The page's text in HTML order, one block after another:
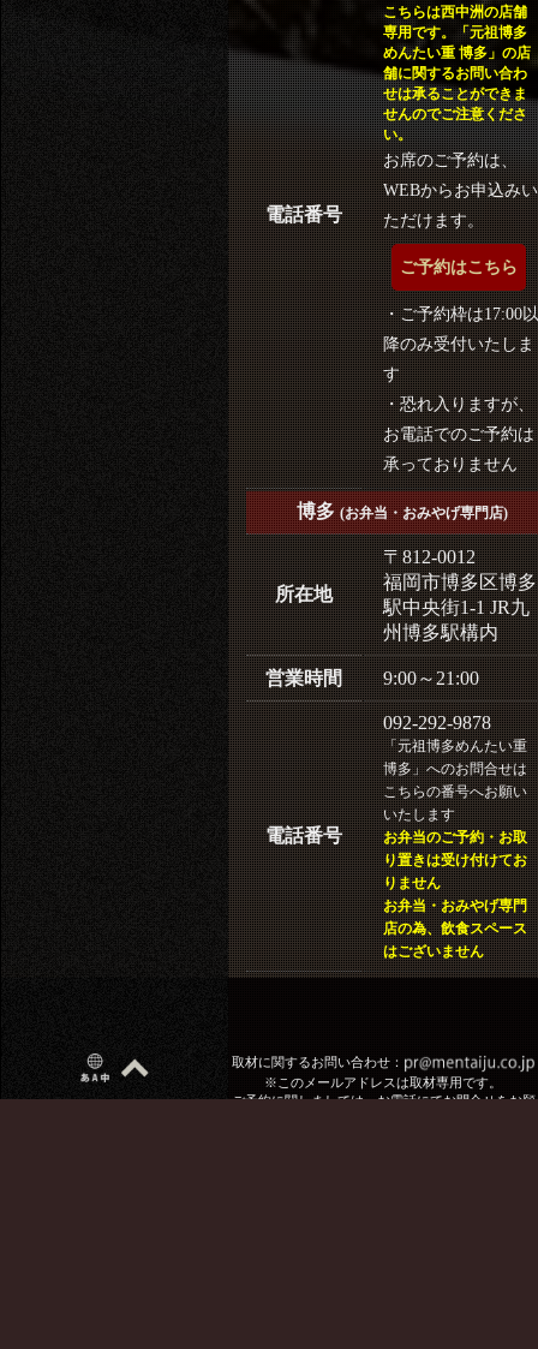
電話番号
こちらは西中洲の店舗
専用です。「元祖博多
めんたい重 博多」の店
舗に関するお問い合わ
せは承ることができま
せんのでご注意くださ
い。
お席のご予約は、
WEBからお申込みい
ただけます。
ご予約はこちら
・ご予約枠は17:00以
降のみ受付いたしま
す
・恐れ入りますが、
お電話でのご予約は
承っておりません
博多(お弁当・おみやげ専門店)
所在地
〒812-0012
福岡市博多区博多
駅中央街1-1 JR九
州博多駅構内
営業時間 9:00～21:00
電話番号
092-292-9878
「元祖博多めんたい重
博多」へのお問合せは
こちらの番号へお願い
いたします
お弁当のご予約・お取
り置きは受け付けてお
りません
お弁当・おみやげ専門
店の為、飲食スペース
はございません
取材に関するお問い合わせ：
※このメールアドレスは取材専用です。
ご予約に関しましては、お電話にてお問合せをお願